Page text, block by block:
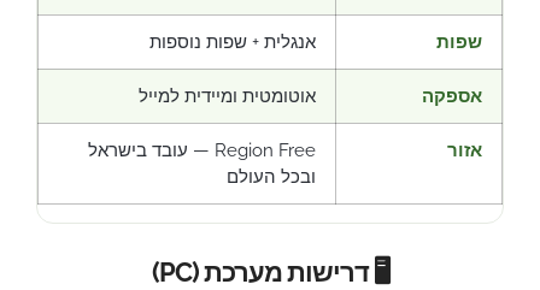
שפות אנגלית + שפות נוספות
אספקה אוטומטית ומיידית למייל
אזור
Region Free — עובד בישראל
ובכל העולם
🖥️ דרישות מערכת (PC)